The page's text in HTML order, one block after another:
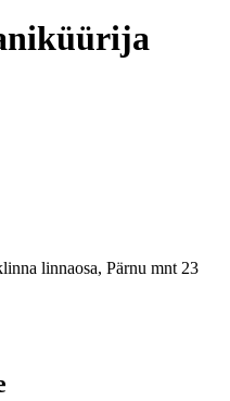
linnaosa, Pärnu mnt 23